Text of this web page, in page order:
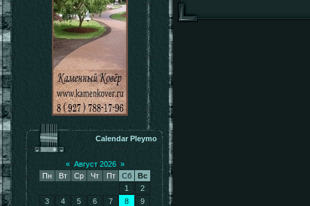
Calendar Pleymo
« Август 2026 »
Пн
Вт Ср Чт Пт Сб
Вс
1
2
3
4 5 6 7 8
9